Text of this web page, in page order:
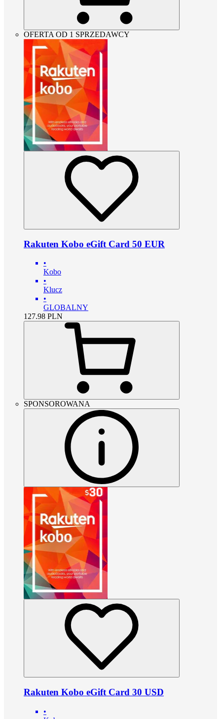
OFERTA OD 1 SPRZEDAWCY
Rakuten Kobo eGift Card 50 EUR
•
Kobo
•
Klucz
•
GLOBALNY
127.98 PLN
SPONSOROWANA
Rakuten Kobo eGift Card 30 USD
•